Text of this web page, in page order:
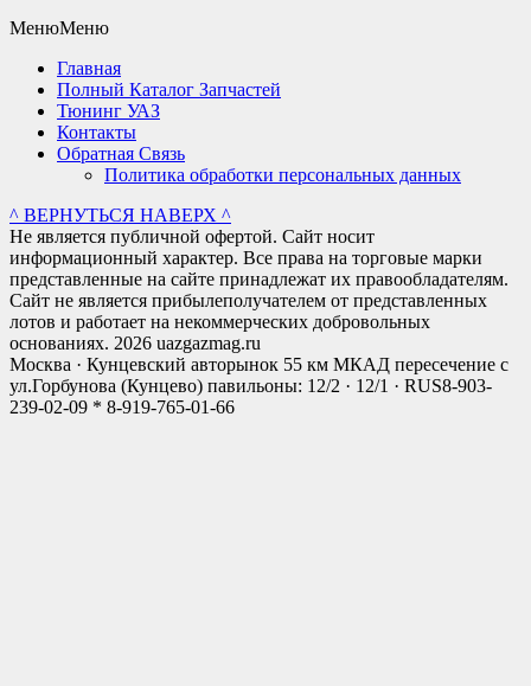
МенюМеню
Главная
Полный Каталог Запчастей
Тюнинг УАЗ
Контакты
Обратная Связь
Политика обработки персональных данных
^ ВЕРНУТЬСЯ НАВЕРХ ^
Не является публичной офертой. Сайт носит
информационный характер. Все права на торговые марки
представленные на сайте принадлежат их правообладателям.
Сайт не является прибылеполучателем от представленных
лотов и работает на некоммерческих добровольных
основаниях. 2026 uazgazmag.ru
Москва · Кунцевский авторынок 55 км МКАД пересечение с
ул.Горбунова (Кунцево) павильоны: 12/2 · 12/1 · RUS8-903-
239-02-09 * 8-919-765-01-66